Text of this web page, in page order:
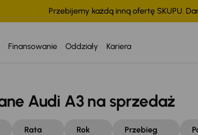
Przebijemy każdą inną ofertę SKUPU.
Finansowanie Oddziały Kariera
Audi A3 na sprzedaż
Rata Rok Przebieg